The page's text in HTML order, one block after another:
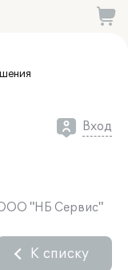
Вход
ООО "НБ Сервис"
К списку